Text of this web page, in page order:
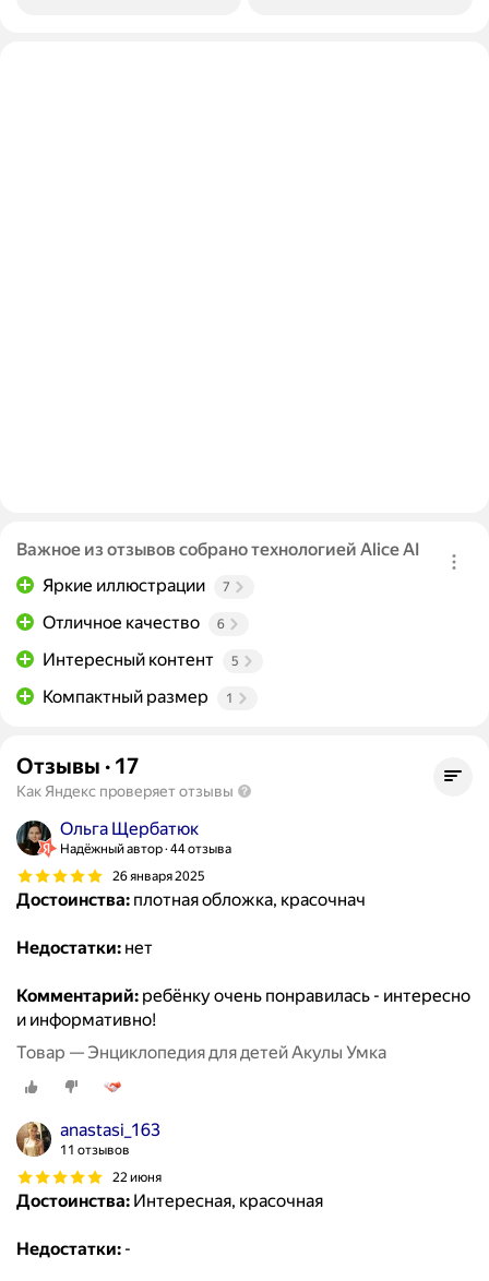
Важное из отзывов собрано технологией Alice AI
Яркие иллюстрации
7
Отличное качество 6
Интересный контент 5
Компактный размер 1
Отзывы · 17
Как Яндекс проверяет отзывы
Ольга Щербатюк
Надёжный автор 44 отзыва
26 января 2025
Достоинства: плотная обложка, красочнач
Недостатки: нет
Комментарий: ребёнку очень понравилась - интересно
и информативно!
Товар — Энциклопедия для детей Акулы Умка
anastasi_163
11 отзывов
22 июня
Достоинства: Интересная, красочная
Недостатки: -